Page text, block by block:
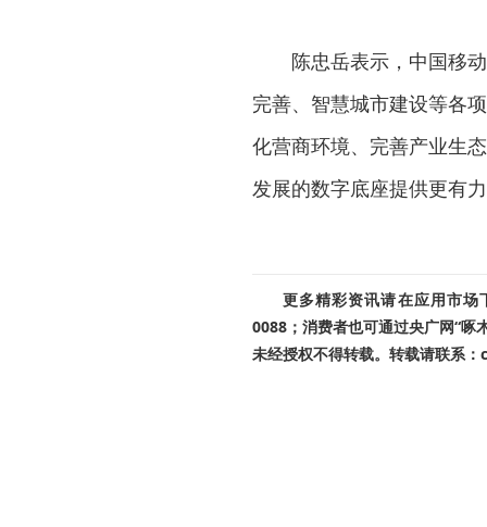
陈忠岳表示，中国移
完善、智慧城市建设等各
化营商环境、完善产业生
发展的数字底座提供更有
更多精彩资讯请在应用市场
0088；消费者也可通过央广网“啄
未经授权不得转载。转载请联系